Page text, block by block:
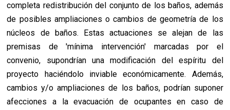
completa redistribución del conjunto de los baños, además
de posibles ampliaciones o cambios de geometría de los
núcleos de baños. Estas actuaciones se alejan de las
premisas de 'mínima intervención' marcadas por el
convenio, supondrían una modificación del espíritu del
proyecto haciéndolo inviable económicamente. Además,
cambios y/o ampliaciones de los baños, podrían suponer
afecciones a la evacuación de ocupantes en caso de